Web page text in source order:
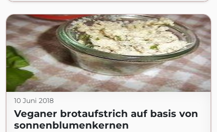
10 Juni 2018
Veganer brotaufstrich auf basis von
sonnenblumenkernen